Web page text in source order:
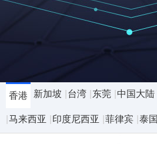
香港 新加坡 台湾 东莞 中国大陆
马来西亚 印度尼西亚 菲律宾 泰国